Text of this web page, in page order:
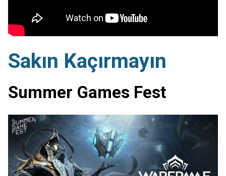
Sakın Kaçırmayın
Summer Games Fest